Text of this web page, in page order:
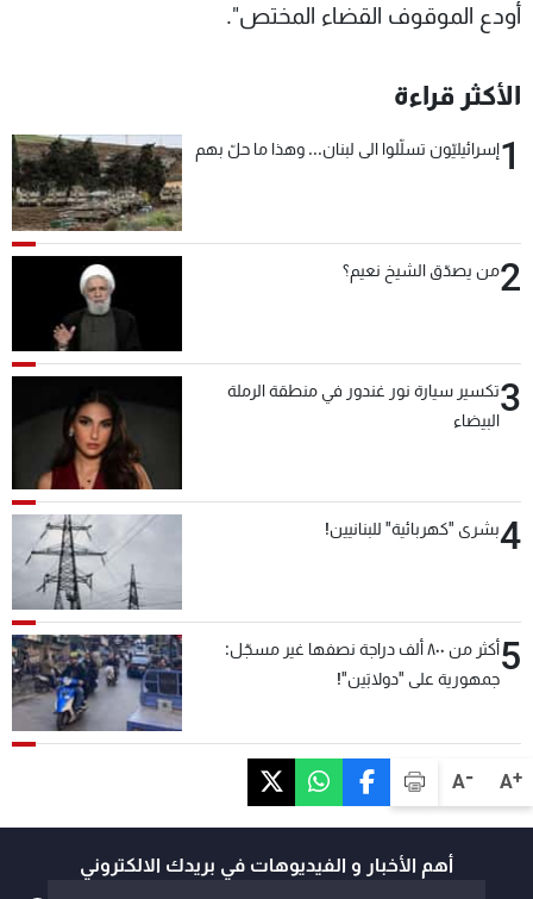
A+
A-
أودع الموقوف القضاء المختص".
الأكثر قراءة
1إسرائيليّون تسلّلوا الى لبنان... وهذا ما حلّ بهم
2من يصدّق الشيخ نعيم؟
3تكسير سيارة نور غندور في منطقة الرملة
البيضاء
4بشرى "كهربائية" للبنانيين!
5
أكثر من ٨٠٠ ألف دراجة نصفها غير مسجّل:
جمهورية على "دولابَين"!
أهم الأخبار و الفيديوهات في بريدك الالكتروني